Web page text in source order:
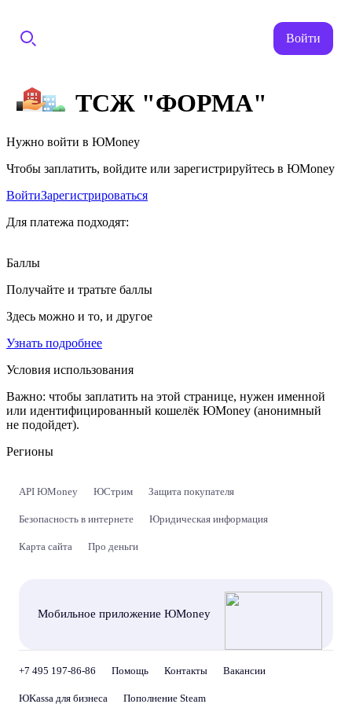
Войти
ТСЖ "ФОРМА"
Нужно войти в ЮMoney
Чтобы заплатить, войдите или зарегистрируйтесь в ЮMoney
ВойтиЗарегистрироваться
Для платежа подходят:
Баллы
Получайте и тратьте баллы
Здесь можно и то, и другое
Узнать подробнее
Условия использования
Важно: чтобы заплатить на этой странице, нужен именной
или идентифицированный кошелёк ЮMoney (анонимный
не подойдет).
Регионы
API ЮMoney ЮСтрим Защита покупателя
Безопасность в интернете Юридическая информация
Карта сайта Про деньги
Мобильное приложение ЮMoney
+7 495 197-86-86 Помощь Контакты Вакансии
ЮKassa для бизнеса Пополнение Steam